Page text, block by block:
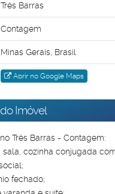
Três Barras
Contagem
Minas Gerais, Brasil
Abrir no Google Maps
Imóvel
Três Barras - Contagem:
sala, cozinha conjugada
fechado;